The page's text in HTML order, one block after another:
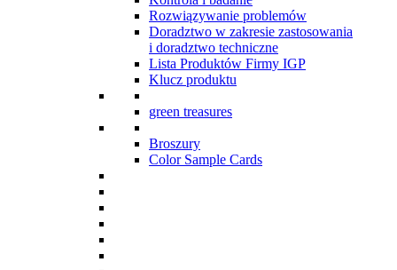
Rozwiązywanie problemów
Doradztwo w zakresie zastosowania
i doradztwo techniczne
Lista Produktów Firmy IGP
Klucz produktu
green treasures
Broszury
Color Sample Cards